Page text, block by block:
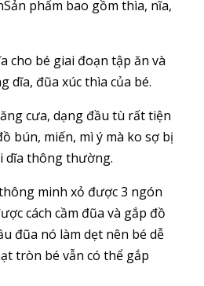
phẩm bao gồm thìa, nĩa,
cho bé giai đoạn tập ăn và
dĩa, đũa xúc thìa của bé.
cưa, dạng đầu tù rất tiện
bún, miến, mì ý mà ko sợ bị
dĩa thông thường.
minh xỏ được 3 ngón
cách cầm đũa và gắp đồ
đũa nó làm dẹt nên bé dễ
tròn bé vẫn có thể gắp